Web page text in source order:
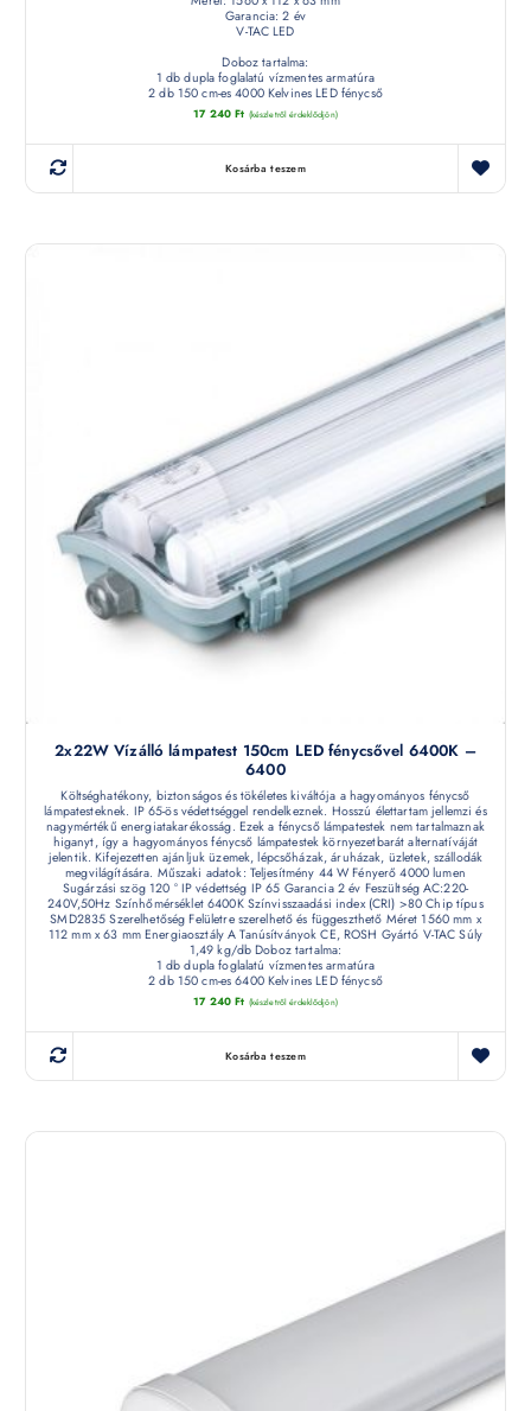
Garancia: 2 év
V-TAC LED
Doboz tartalma:
1 db dupla foglalatú vízmentes armatúra
2 db 150 cm-es 4000 Kelvines LED fénycső
17 240Ft (készletről érdeklődjön)
Kosárba teszem
2x22W Vízálló lámpatest 150cm LED fénycsővel 6400K –
6400
Költséghatékony, biztonságos és tökéletes kiváltója a hagyományos fénycső
lámpatesteknek. IP 65-ös védettséggel rendelkeznek. Hosszú élettartam jellemzi és
nagymértékű energiatakarékosság. Ezek a fénycső lámpatestek nem tartalmaznak
higanyt, így a hagyományos fénycső lámpatestek környezetbarát alternatíváját
jelentik. Kifejezetten ajánljuk üzemek, lépcsőházak, áruházak, üzletek, szállodák
megvilágítására. Műszaki adatok: Teljesítmény 44 W Fényerő 4000 lumen
Sugárzási szög 120 ° IP védettség IP 65 Garancia 2 év Feszültség AC:220-
240V,50Hz Színhőmérséklet 6400K Színvisszaadási index (CRI) >80 Chip típus
SMD2835 Szerelhetőség Felületre szerelhető és függeszthető Méret 1560 mm x
112 mm x 63 mm Energiaosztály A Tanúsítványok CE, ROSH Gyártó V-TAC Súly
1,49 kg/db Doboz tartalma:
1 db dupla foglalatú vízmentes armatúra
2 db 150 cm-es 6400 Kelvines LED fénycső
17 240Ft (készletről érdeklődjön)
Kosárba teszem